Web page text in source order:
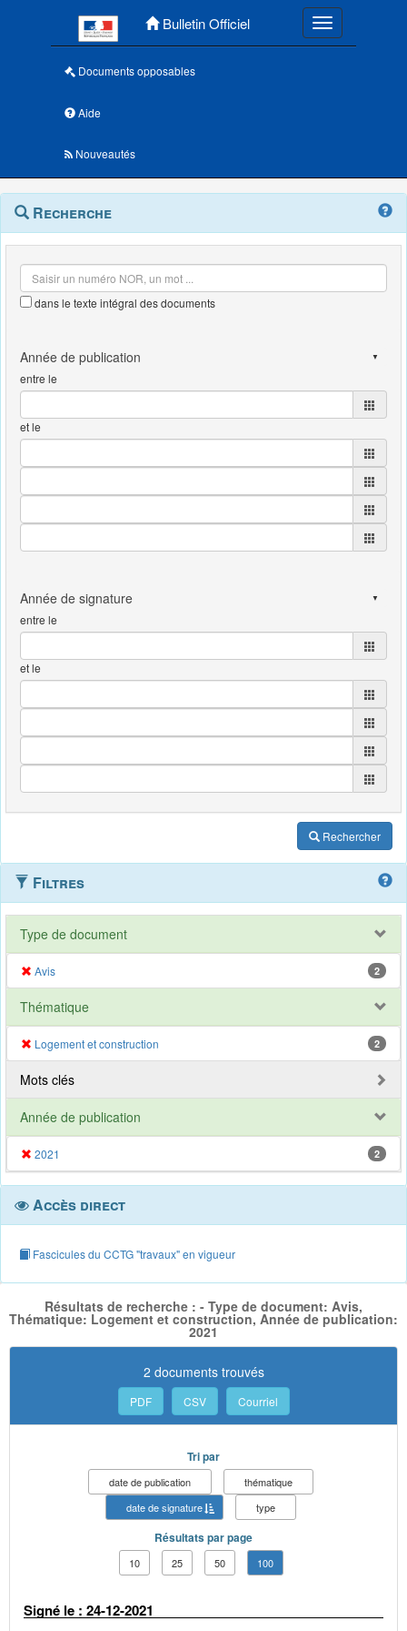
Bulletin Officiel Toggle
Documents opposables
Aide
Nouveautés
Navigation
outils
Menu
contextuel
Recherche
dans le texte intégral des documents
entre le
et le
entre le
et le
Rechercher
Filtres
Type de document
Avis 2
Thématique
Logement et construction 2
Mots clés
Année de publication
2021 2
Accès direct
Fascicules du CCTG "travaux" en vigueur
Résultats de recherche : - Type de document: Avis,
Thématique: Logement et construction, Année de publication:
2021
2 documents trouvés
PDF CSV Courriel
Tri par
date de publication
thématique
date de signature
type
Résultats par page
10 25 50 100
Signé le : 24-12-2021